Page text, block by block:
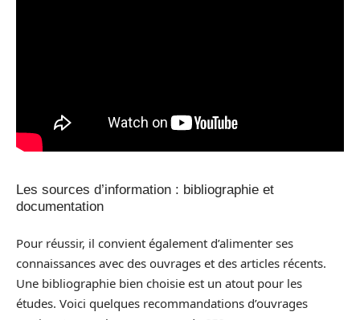
Les sources d’information : bibliographie et
documentation
Pour réussir, il convient également d’alimenter ses
connaissances avec des ouvrages et des articles récents.
Une bibliographie bien choisie est un atout pour les
études. Voici quelques recommandations d’ouvrages